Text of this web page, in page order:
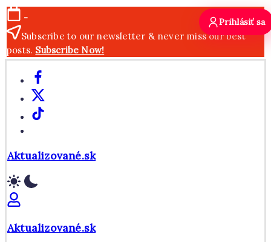
Skip
to
content
-
Subscribe to our newsletter & never miss our best
posts. Subscribe Now!
Facebook
X
TikTok
Aktualizované.sk
Aktualizované.sk
Prihlásiť sa